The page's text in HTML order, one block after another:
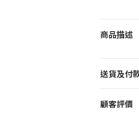
商品描述
送貨及付
顧客評價